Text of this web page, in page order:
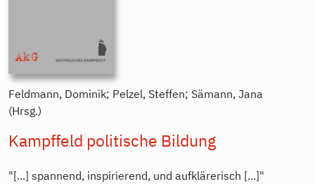
Feldmann, Dominik; Pelzel, Steffen; Sämann, Jana
(Hrsg.)
Kampffeld politische Bildung
"[...] spannend, inspirierend, und aufklärerisch [...]"